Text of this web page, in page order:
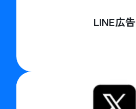
LINE広告